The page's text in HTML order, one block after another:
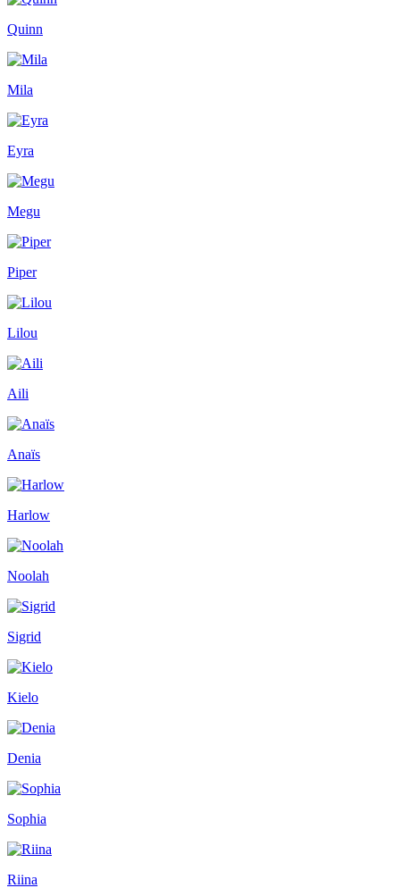
Quinn
Mila
Eyra
Megu
Piper
Lilou
Aili
Anaïs
Harlow
Noolah
Sigrid
Kielo
Denia
Sophia
Riina